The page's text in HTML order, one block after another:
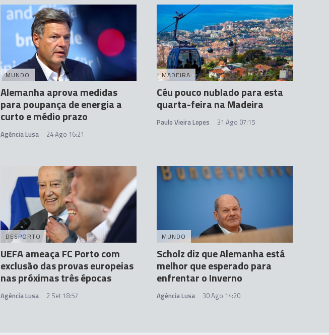
MUNDO
Alemanha aprova medidas
para poupança de energia a
curto e médio prazo
Agência Lusa 24 Ago 16:21
MADEIRA
Céu pouco nublado para esta
quarta-feira na Madeira
Paulo Vieira Lopes 31 Ago 07:15
DESPORTO
UEFA ameaça FC Porto com
exclusão das provas europeias
nas próximas três épocas
Agência Lusa 2 Set 18:57
MUNDO
Scholz diz que Alemanha está
melhor que esperado para
enfrentar o Inverno
Agência Lusa 30 Ago 14:20